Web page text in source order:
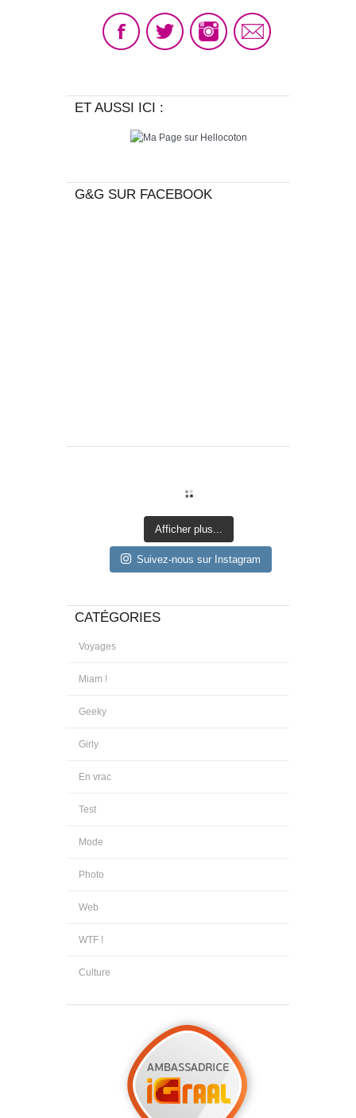
ET AUSSI ICI :
G&G SUR FACEBOOK
Afficher plus...
Suivez-nous sur Instagram
CATÉGORIES
Voyages
Miam !
Geeky
Girly
En vrac
Test
Mode
Photo
Web
WTF !
Culture